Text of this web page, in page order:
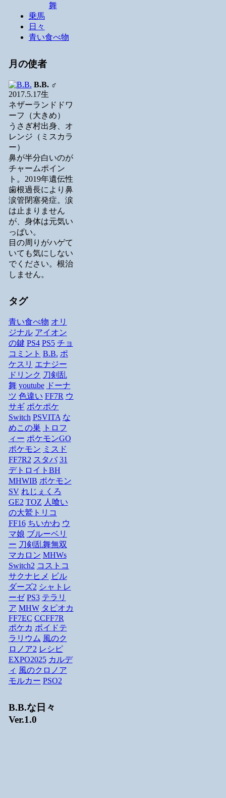
舞
乗馬
日々
青い食べ物
月の使者
B.B.♂
2017.5.17生
ネザーランドドワ
ーフ（大きめ）
うさぎ村出身、オ
レンジ（ミスカラ
ー）
鼻が半分白いのが
チャームポイン
ト。2019年遺伝性
歯根過長により鼻
涙管閉塞発症。涙
は止まりません
が、身体は元気い
っぱい。
目の周りがハゲて
いても気にしない
でください。根治
しません。
タグ
青い食べ物 オリ
ジナル アイオン
の鍵 PS4 PS5 チョ
コミント B.B. ポ
ケスリ エナジー
ドリンク 刀剣乱
舞 youtube
ドーナ
ツ 色違い FF7R ウ
サギ ポケポケ
Switch PSVITA な
めこの巣
トロフ
ィー ポケモンGO
ポケモン ミスド
FF7R2 スタバ 31
デトロイトBH
MHWIB ポケモン
SV れじぇくろ
GE2 TOZ 人喰い
の大鷲トリコ
FF16 ちいかわ ウ
マ娘 ブルーベリ
ー 刀剣乱舞無双
マカロン MHWs
Switch2 コストコ
サクナヒメ ビル
ダーズ2 シャトレ
ーゼ PS3 テラリ
ア MHW タピオカ
FF7EC CCFF7R
ポケカ ボイドテ
ラリウム 風のク
ロノア2 レシピ
EXPO2025 カルデ
ィ 風のクロノア
モルカー PSO2
B.B.な日々
Ver.1.0